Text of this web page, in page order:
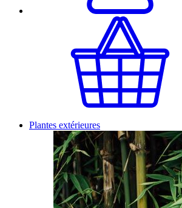
Plantes extérieures